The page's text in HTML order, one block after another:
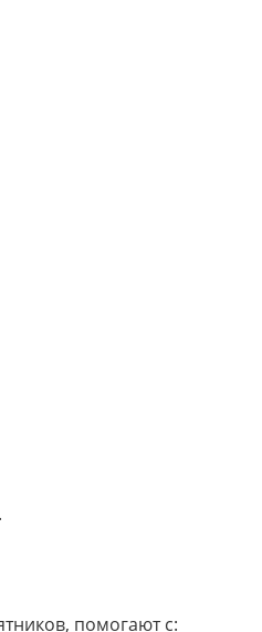
помогают с: